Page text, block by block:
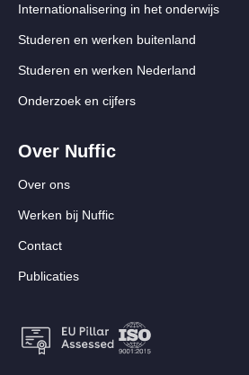
Internationalisering in het onderwijs
Studeren en werken buitenland
Studeren en werken Nederland
Onderzoek en cijfers
Over Nuffic
Over ons
Werken bij Nuffic
Contact
Publicaties